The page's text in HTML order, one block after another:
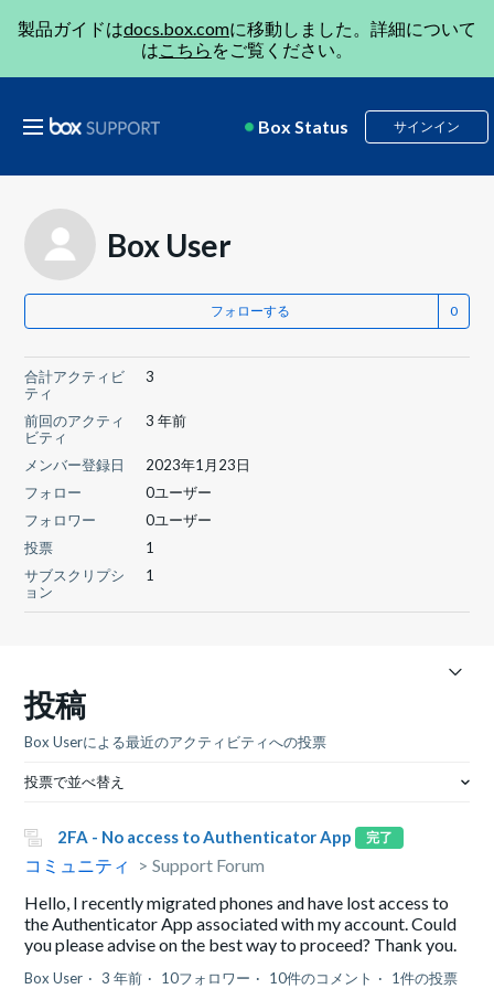
製品ガイドはdocs.box.comに移動しました。詳細について
はこちら をご覧ください。
Box Status サインイン
Box User
フォローする
合計アクティビ
ティ
3
前回のアクティ
ビティ
3 年前
メンバー登録日
2023年1月23日
フォロー
0ユーザー
フォロワー
0ユーザー
投票
1
サブスクリプシ
ョン
1
投稿
Box Userによる最近のアクティビティへの投票
投票で並べ替え
2FA - No access to Authenticator App 完了
コミュニティ
Support Forum
Hello, I recently migrated phones and have lost access to
the Authenticator App associated with my account. Could
you please advise on the best way to proceed? Thank you.
Box User 3 年前 10フォロワー 10件のコメント 1件の投票